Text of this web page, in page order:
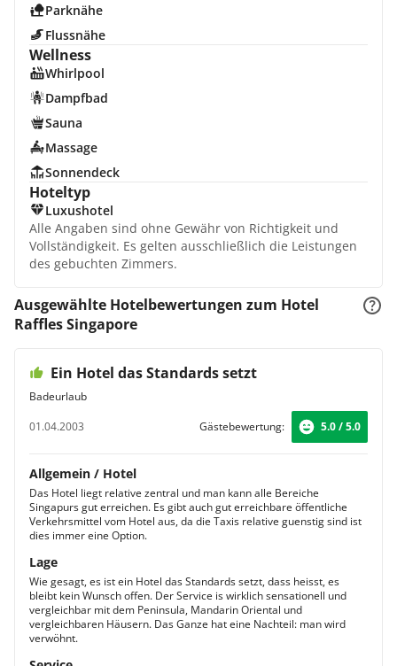
Parknähe
Flussnähe
Wellness
Whirlpool
Dampfbad
Sauna
Massage
Sonnendeck
Hoteltyp
Luxushotel
Alle Angaben sind ohne Gewähr von Richtigkeit und
Vollständigkeit. Es gelten ausschließlich die Leistungen
des gebuchten Zimmers.
Ausgewählte Hotelbewertungen zum Hotel
Raffles Singapore
Ein Hotel das Standards setzt
Badeurlaub
01.04.2003
Gästebewertung: 5.0 / 5.0
Allgemein / Hotel
Das Hotel liegt relative zentral und man kann alle Bereiche
Singapurs gut erreichen. Es gibt auch gut erreichbare öffentliche
Verkehrsmittel vom Hotel aus, da die Taxis relative guenstig sind ist
dies immer eine Option.
Lage
Wie gesagt, es ist ein Hotel das Standards setzt, dass heisst, es
bleibt kein Wunsch offen. Der Service is wirklich sensationell und
vergleichbar mit dem Peninsula, Mandarin Oriental und
vergleichbaren Häusern. Das Ganze hat eine Nachteil: man wird
verwöhnt.